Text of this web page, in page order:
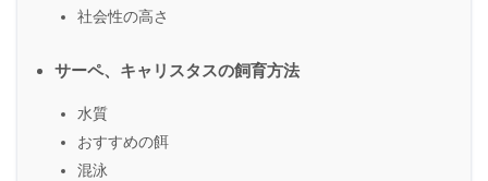
社会性の高さ
サーペ、キャリスタスの飼育方法
水質
おすすめの餌
混泳